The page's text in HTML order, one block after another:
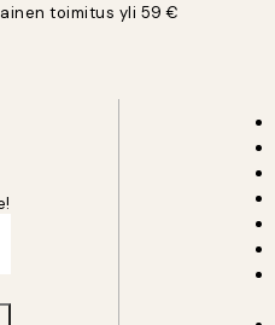
toimitus yli 59 €